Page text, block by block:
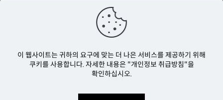
이 웹사이트는 귀하의 요구에 맞는 더 나은 서비스를 제공하기 위해
쿠키를 사용합니다. 자세한 내용은 "개인정보 취급방침"을
확인하십시오.